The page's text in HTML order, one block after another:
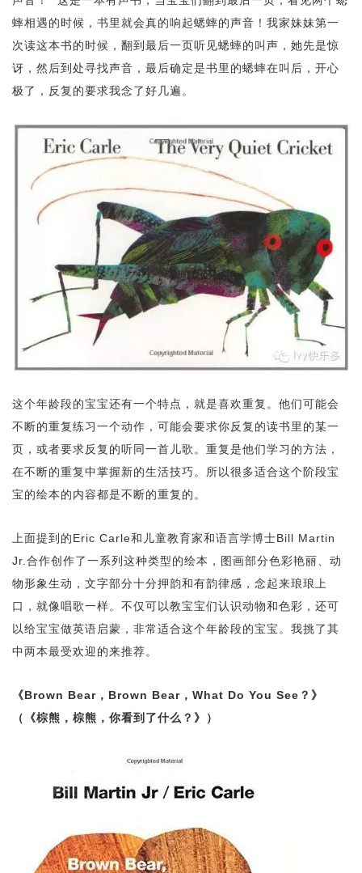
蟀相遇的时候，书里就会真的响起蟋蟀的声音！我家妹妹第一
次读这本书的时候，翻到最后一页听见蟋蟀的叫声，她先是惊
讶，然后到处寻找声音，最后确定是书里的蟋蟀在叫后，开心
极了，反复的要求我念了好几遍。
这个年龄段的宝宝还有一个特点，就是喜欢重复。他们可能会
不断的重复练习一个动作，可能会要求你反复的读书里的某一
页，或者要求反复的听同一首儿歌。重复是他们学习的方法，
在不断的重复中掌握新的生活技巧。所以很多适合这个阶段宝
宝的绘本的内容都是不断的重复的。
上面提到的Eric Carle和儿童教育家和语言学博士Bill Martin
Jr.合作创作了一系列这种类型的绘本，图画部分色彩艳丽、动
物形象生动，文字部分十分押韵和有韵律感，念起来琅琅上
口，就像唱歌一样。不仅可以教宝宝们认识动物和色彩，还可
以给宝宝做英语启蒙，非常适合这个年龄段的宝宝。我挑了其
中两本最受欢迎的来推荐。
《Brown Bear，Brown Bear，What Do You See？》
（《棕熊，棕熊，你看到了什么？》）